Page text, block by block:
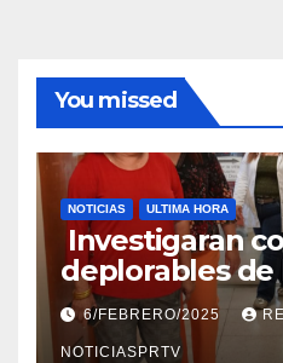
You missed
NOTICIAS ULTIMA HORA
Investigaran
deplorables de
el
en Mayagüez
6/FEBRERO/2025
NOTICIASPRTV